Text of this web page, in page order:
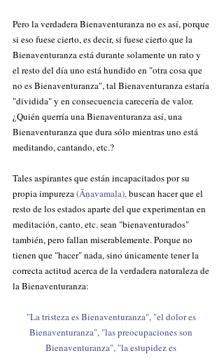
Pero la verdadera Bienaventuranza no es así, porque
si eso fuese cierto, es decir, si fuese cierto que la
Bienaventuranza está durante solamente un rato y
el resto del día uno está hundido en "otra cosa que
no es Bienaventuranza", tal Bienaventuranza estaría
"dividida" y en consecuencia carecería de valor.
¿Quién querría una Bienaventuranza así, una
Bienaventuranza que dura sólo mientras uno está
meditando, cantando, etc.?
Tales aspirantes que están incapacitados por su
propia impureza (Āṇavamala), buscan hacer que el
resto de los estados aparte del que experimentan en
meditación, canto, etc. sean "bienaventurados"
también, pero fallan miserablemente. Porque no
tienen que "hacer" nada, sino únicamente tener la
correcta actitud acerca de la verdadera naturaleza de
la Bienaventuranza:
"La tristeza es Bienaventuranza", "el dolor es
Bienaventuranza", "las preocupaciones son
Bienaventuranza", "la estupidez es